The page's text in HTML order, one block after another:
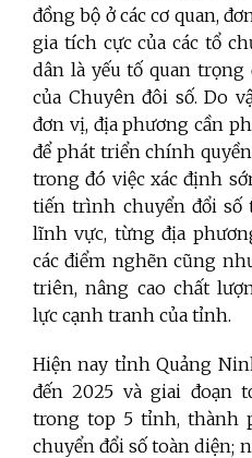
đồng bộ ở các cơ quan,
gia tích cực của các tổ
dân là yếu tố quan
của Chuyên đôi số. Do
đơn vị, địa phương cần
để phát triển chính
trong đó việc xác định
tiến trình chuyển đổi
lĩnh vực, từng địa
các điểm nghẽn cũng
triên, nâng cao chất
lực cạnh tranh của tỉnh.
Hiện nay tỉnh Quảng
đến 2025 và giai đoạn
trong top 5 tỉnh, thành
chuyển đổi số toàn diện;